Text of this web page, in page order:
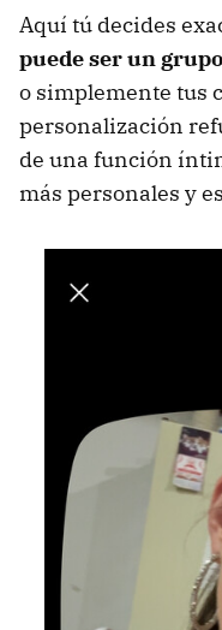
Aquí tú decides
puede ser un
o simplemente tus
personalización
de una función
más personales y